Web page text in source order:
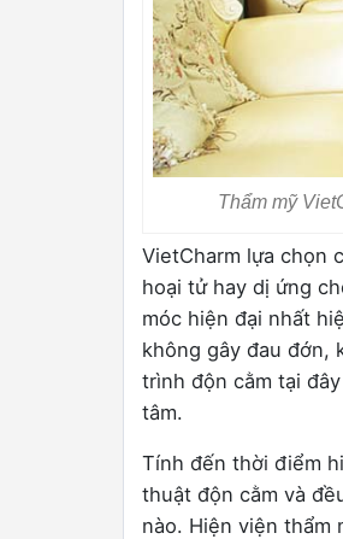
Thẩm mỹ
VietCharm lựa chọn
hoại tử hay dị ứng
móc hiện đại nhất
không gây đau đớn,
trình độn cằm tại
tâm.
Tính đến thời điểm
thuật độn cằm và
nào. Hiện viện thẩm